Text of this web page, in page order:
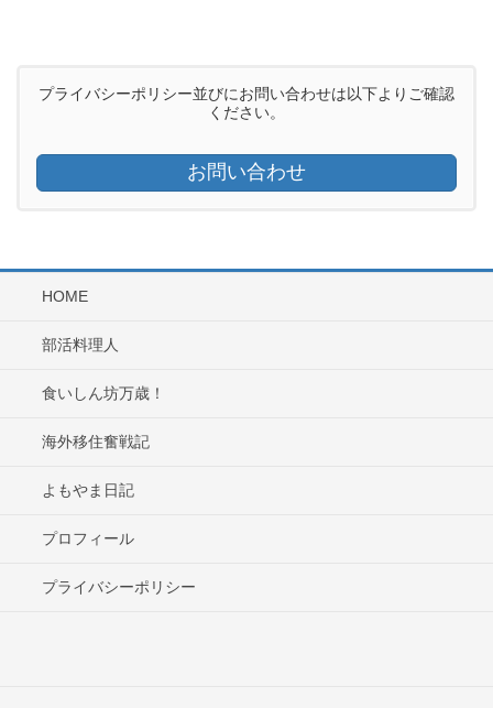
プライバシーポリシー並びにお問い合わせは以下よりご確認
ください。
お問い合わせ
HOME
部活料理人
食いしん坊万歳！
海外移住奮戦記
よもやま日記
プロフィール
プライバシーポリシー